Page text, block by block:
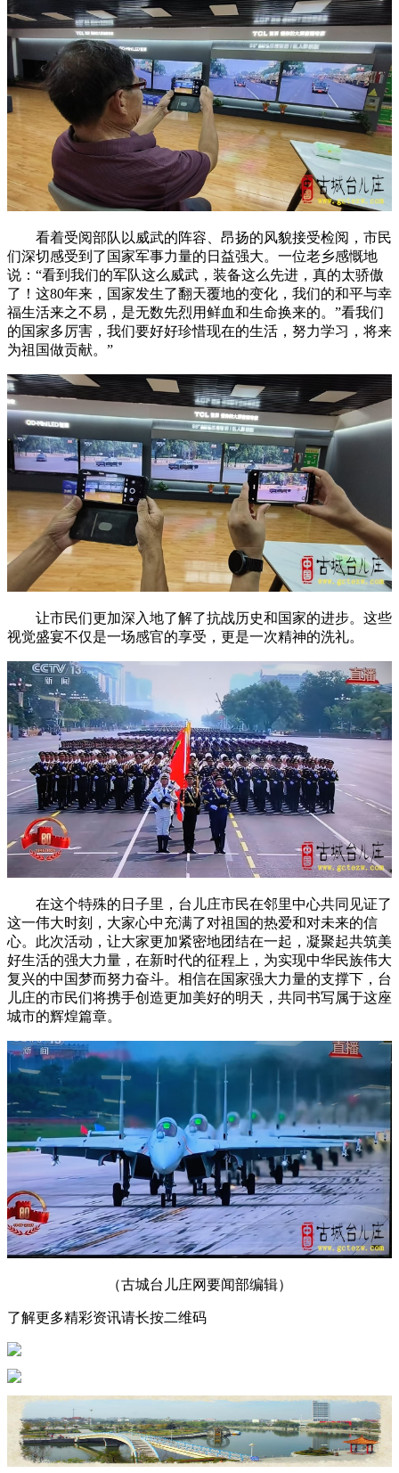
看着受阅部队以威武的阵容、昂扬的风貌接受检阅，市民
们深切感受到了国家军事力量的日益强大。一位老乡感慨地
说：“看到我们的军队这么威武，装备这么先进，真的太骄傲
了！这80年来，国家发生了翻天覆地的变化，我们的和平与幸
福生活来之不易，是无数先烈用鲜血和生命换来的。”看我们
的国家多厉害，我们要好好珍惜现在的生活，努力学习，将来
为祖国做贡献。”
让市民们更加深入地了解了抗战历史和国家的进步。这些
视觉盛宴不仅是一场感官的享受，更是一次精神的洗礼。
在这个特殊的日子里，台儿庄市民在邻里中心共同见证了
这一伟大时刻，大家心中充满了对祖国的热爱和对未来的信
心。此次活动，让大家更加紧密地团结在一起，凝聚起共筑美
好生活的强大力量，在新时代的征程上，为实现中华民族伟大
复兴的中国梦而努力奋斗。相信在国家强大力量的支撑下，台
儿庄的市民们将携手创造更加美好的明天，共同书写属于这座
城市的辉煌篇章。
（古城台儿庄网要闻部编辑）
了解更多精彩资讯请长按二维码